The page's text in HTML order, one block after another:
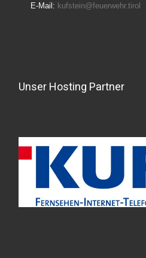
E-Mail: kufstein@feuerwehr.tirol
Unser Hosting Partner